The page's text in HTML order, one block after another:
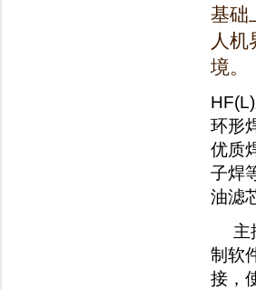
基础
人机
境。
HF(L)
环形
优质
子焊
油滤
主
制软
接，